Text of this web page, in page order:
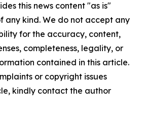
this news content "as is"
any kind. We do not accept any
for the accuracy, content,
completeness, legality, or
contained in this article.
or copyright issues
kindly contact the author